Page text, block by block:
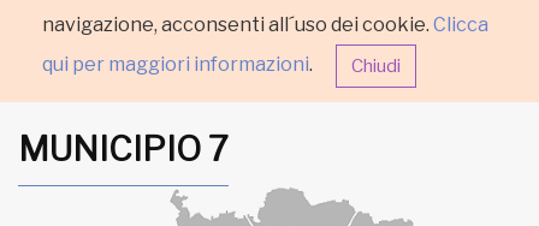
navigazione, acconsenti all´uso dei cookie. Clicca
qui per maggiori informazioni. Chiudi
MUNICIPIO 7